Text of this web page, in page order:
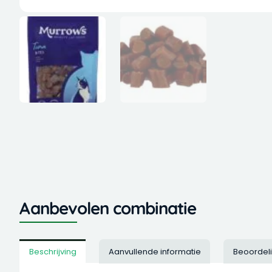
Aanbevolen combinatie
Beschrijving Aanvullende informatie